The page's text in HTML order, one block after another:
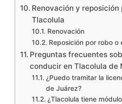
Renovación y
Tlacolula
Renovación
Reposición por robo o
Preguntas frecuentes
conducir en Tlacolula de
¿Puedo tramitar la
de Juárez?
¿Tlacolula tiene